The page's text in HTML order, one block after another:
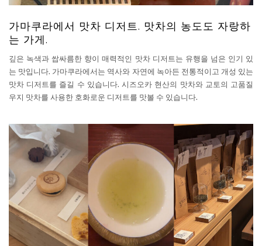
가마쿠라에서 맛차 디저트. 맛차의 농도도 자랑하
는 가게.
깊은 녹색과 쌉싸름한 향이 매력적인 맛차 디저트는 유행을 넘은 인기 있
는 맛입니다. 가마쿠라에서는 역사와 자연에 녹아든 전통적이고 개성 있는
맛차 디저트를 즐길 수 있습니다. 시즈오카 현산의 맛차와 교토의 고품질
우지 맛차를 사용한 호화로운 디저트를 맛볼 수 있습니다.